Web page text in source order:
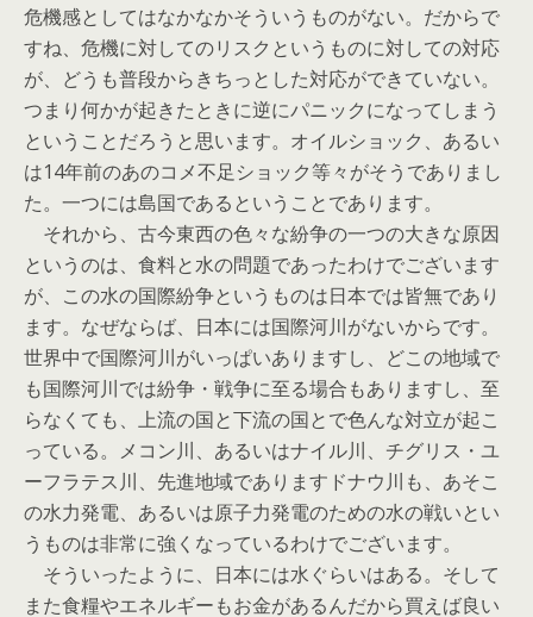
危機感としてはなかなかそういうものがない。だからで
すね、危機に対してのリスクというものに対しての対応
が、どうも普段からきちっとした対応ができていない。
つまり何かが起きたときに逆にパニックになってしまう
ということだろうと思います。オイルショック、あるい
は14年前のあのコメ不足ショック等々がそうでありまし
た。一つには島国であるということであります。
それから、古今東西の色々な紛争の一つの大きな原因
というのは、食料と水の問題であったわけでございます
が、この水の国際紛争というものは日本では皆無であり
ます。なぜならば、日本には国際河川がないからです。
世界中で国際河川がいっぱいありますし、どこの地域で
も国際河川では紛争・戦争に至る場合もありますし、至
らなくても、上流の国と下流の国とで色んな対立が起こ
っている。メコン川、あるいはナイル川、チグリス・ユ
ーフラテス川、先進地域でありますドナウ川も、あそこ
の水力発電、あるいは原子力発電のための水の戦いとい
うものは非常に強くなっているわけでございます。
そういったように、日本には水ぐらいはある。そして
また食糧やエネルギーもお金があるんだから買えば良い